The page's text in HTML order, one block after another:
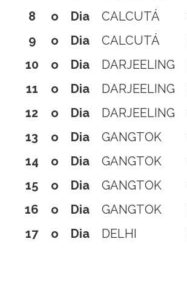
8
o Dia CALCUTÁ
9
o Dia CALCUTÁ
10
o Dia DARJEELING
11
o Dia DARJEELING
12
o Dia DARJEELING
13
o Dia GANGTOK
14
o Dia GANGTOK
15
o Dia GANGTOK
16
o Dia GANGTOK
17
o Dia DELHI